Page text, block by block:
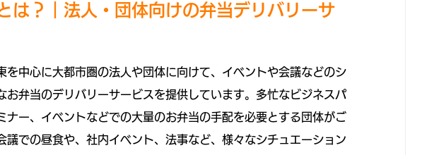
は？｜法人・団体向けの弁当デリバリーサ
を中心に大都市圏の法人や団体に向けて、イベントや会議などのシ
お弁当のデリバリーサービスを提供しています。多忙なビジネスパ
ナー、イベントなどでの大量のお弁当の手配を必要とする団体がご
議での昼食や、社内イベント、法事など、様々なシチュエーション